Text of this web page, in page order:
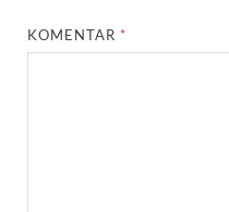
KOMENTAR *